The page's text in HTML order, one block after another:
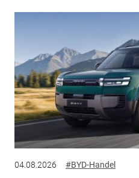
04.08.2026 #BYD-Handel